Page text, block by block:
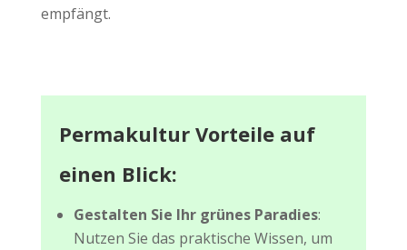
empfängt.
Permakultur Vorteile auf
einen Blick:
Gestalten Sie Ihr grünes Paradies:
Nutzen Sie das praktische Wissen, um